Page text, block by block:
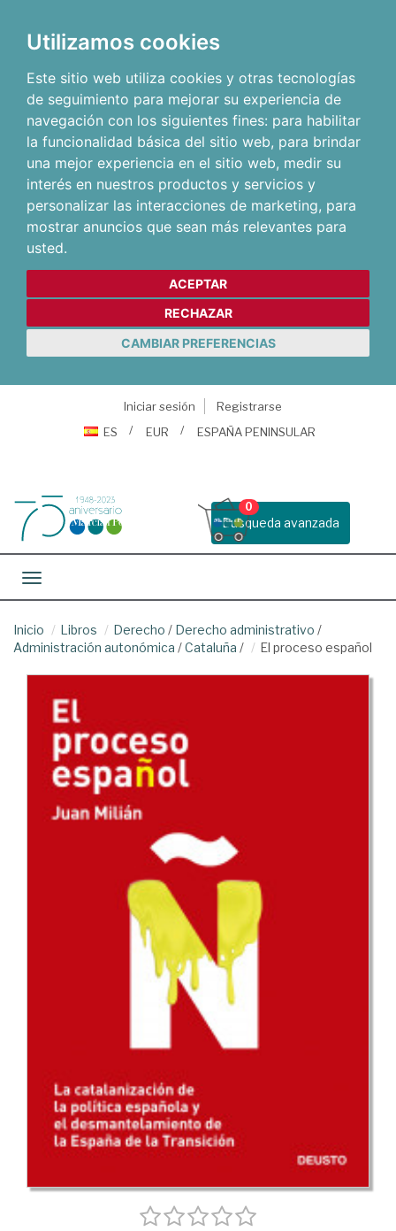
Utilizamos cookies
Este sitio web utiliza cookies y otras tecnologías
de seguimiento para mejorar su experiencia de
navegación con los siguientes fines: para habilitar
la funcionalidad básica del sitio web, para brindar
una mejor experiencia en el sitio web, medir su
interés en nuestros productos y servicios y
personalizar las interacciones de marketing, para
mostrar anuncios que sean más relevantes para
usted.
ACEPTAR
RECHAZAR
CAMBIAR PREFERENCIAS
Iniciar sesión
Registrarse
ES
EUR ESPAÑA PENINSULAR
Busqueda avanzada
0
Toggle navigation
Inicio Libros Derecho / Derecho administrativo /
Administración autonómica /Cataluña / El proceso español